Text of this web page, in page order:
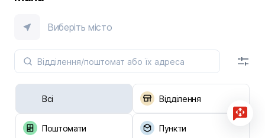
Виберіть місто
Всі Відділення
Поштомати Пункти